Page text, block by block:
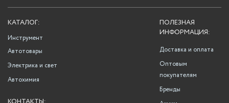
ПОЛЕЗНАЯ
ИНФОРМАЦИЯ:
Доставка и оплата
Оптовым
покупателям
Бренды
КАТАЛОГ:
Инструмент
Автотовары
Электрика и свет
Автохимия